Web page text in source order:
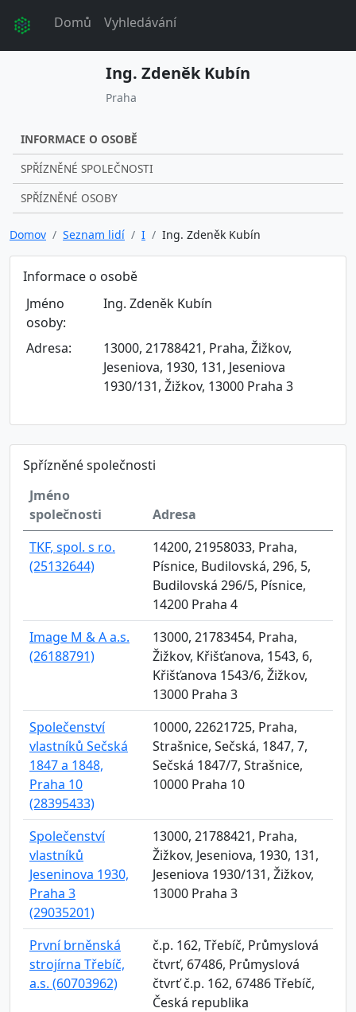
Domů Vyhledávání
Ing. Zdeněk Kubín
Praha
INFORMACE O OSOBĚ
SPŘÍZNĚNÉ SPOLEČNOSTI
SPŘÍZNĚNÉ OSOBY
Domov Seznam lidí I Ing. Zdeněk Kubín
Informace o osobě
Jméno
osoby:
Ing. Zdeněk Kubín
Adresa:
13000, 21788421, Praha, Žižkov,
Jeseniova, 1930, 131, Jeseniova
1930/131, Žižkov, 13000 Praha 3
Spřízněné společnosti
Jméno
společnosti
Adresa
TKF, spol. s r.o.
(25132644)
14200, 21958033, Praha,
Písnice, Budilovská, 296, 5,
Budilovská 296/5, Písnice,
14200 Praha 4
Image M & A a.s.
(26188791)
13000, 21783454, Praha,
Žižkov, Křišťanova, 1543, 6,
Křišťanova 1543/6, Žižkov,
13000 Praha 3
Společenství
vlastníků Sečská
1847 a 1848,
Praha 10
(28395433)
10000, 22621725, Praha,
Strašnice, Sečská, 1847, 7,
Sečská 1847/7, Strašnice,
10000 Praha 10
Společenství
vlastníků
Jeseninova 1930,
Praha 3
(29035201)
13000, 21788421, Praha,
Žižkov, Jeseniova, 1930, 131,
Jeseniova 1930/131, Žižkov,
13000 Praha 3
První brněnská
strojírna Třebíč,
a.s. (60703962)
č.p. 162, Třebíč, Průmyslová
čtvrť, 67486, Průmyslová
čtvrť č.p. 162, 67486 Třebíč,
Česká republika